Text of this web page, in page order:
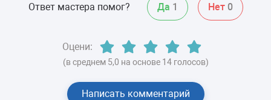
Ответ мастера помог? Да 1 Нет 0
Оцени:
(в среднем 5,0 на основе 14 голосов)
Написать комментарий